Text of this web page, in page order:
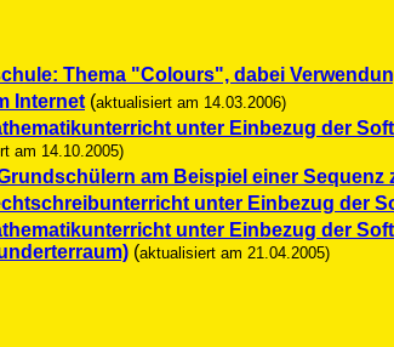
Thema "Colours", dabei
Internet (aktualisiert am 14.03.2006)
unter Einbezug der
am 14.10.2005)
am Beispiel einer Sequenz
unter Einbezug der
unter Einbezug der
(aktualisiert am 21.04.2005)